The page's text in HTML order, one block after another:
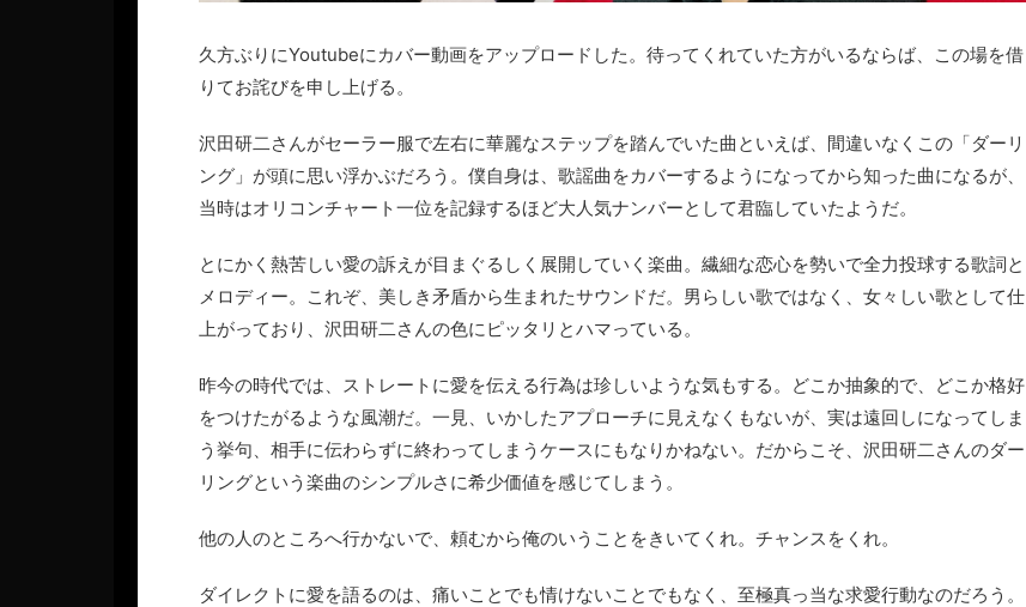
久方ぶりにYoutubeにカバー動画をアップロードした。待ってくれていた方がいるならば、この場を借
りてお詫びを申し上げる。
沢田研二さんがセーラー服で左右に華麗なステップを踏んでいた曲といえば、間違いなくこの「ダーリ
ング」が頭に思い浮かぶだろう。僕自身は、歌謡曲をカバーするようになってから知った曲になるが、
当時はオリコンチャート一位を記録するほど大人気ナンバーとして君臨していたようだ。
とにかく熱苦しい愛の訴えが目まぐるしく展開していく楽曲。繊細な恋心を勢いで全力投球する歌詞と
メロディー。これぞ、美しき矛盾から生まれたサウンドだ。男らしい歌ではなく、女々しい歌として仕
上がっており、沢田研二さんの色にピッタリとハマっている。
昨今の時代では、ストレートに愛を伝える行為は珍しいような気もする。どこか抽象的で、どこか格好
をつけたがるような風潮だ。一見、いかしたアプローチに見えなくもないが、実は遠回しになってしま
う挙句、相手に伝わらずに終わってしまうケースにもなりかねない。だからこそ、沢田研二さんのダー
リングという楽曲のシンプルさに希少価値を感じてしまう。
他の人のところへ行かないで、頼むから俺のいうことをきいてくれ。チャンスをくれ。
ダイレクトに愛を語るのは、痛いことでも情けないことでもなく、至極真っ当な求愛行動なのだろう。